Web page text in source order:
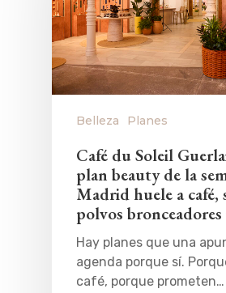
Belleza Planes
Café du Soleil
plan beauty de la
Madrid huele a café,
polvos
Hay planes que una
agenda porque sí.
café, porque prometen…